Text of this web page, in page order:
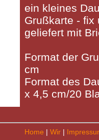
ein kleines
Grußkarte - fix
geliefert mit
Format der
cm
Format des
x 4,5 cm/20
Home | Wir|